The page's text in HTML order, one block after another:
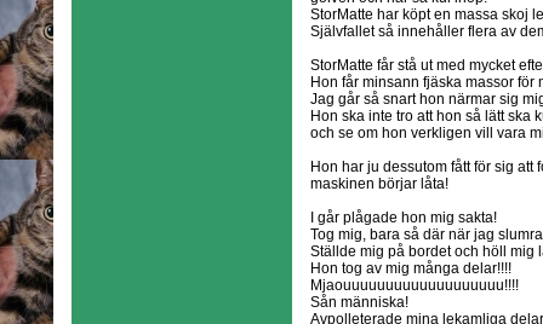
StorMatte har köpt en massa skoj
Självfallet så innehåller flera av
StorMatte får stå ut med mycket
Hon får minsann fjäska massor för
Jag går så snart hon närmar sig
Hon ska inte tro att hon så lätt ska
och se om hon verkligen vill vara
Hon har ju dessutom fått för sig
maskinen börjar låta!
I går plågade hon mig sakta!
Tog mig, bara så där när jag
Ställde mig på bordet och höll mig
Hon tog av mig många delar!!!!
Mjaouuuuuuuuuuuuuuuuuuu!!!!
Sån människa!
Avpolleterade mina lekamliga